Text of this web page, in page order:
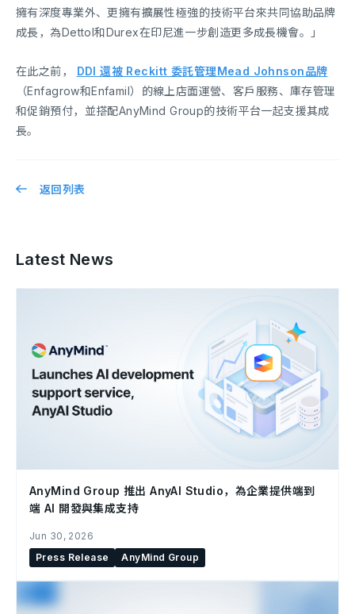
擁有深度專業外、更擁有擴展性極強的技術平台來共同協助品牌
成長，為Dettol和Durex在印尼進一步創造更多成長機會。」
在此之前， DDI 還被 Reckitt 委託管理Mead Johnson品牌
（Enfagrow和Enfamil）的線上店面運營、客戶服務、庫存管理
和促銷預付，並搭配AnyMind Group的技術平台一起支援其成
長。
返回列表
Latest News
AnyMind Group 推出 AnyAI Studio，為企業提供端到
端 AI 開發與集成支持
Jun 30, 2026
Press Release
AnyMind Group